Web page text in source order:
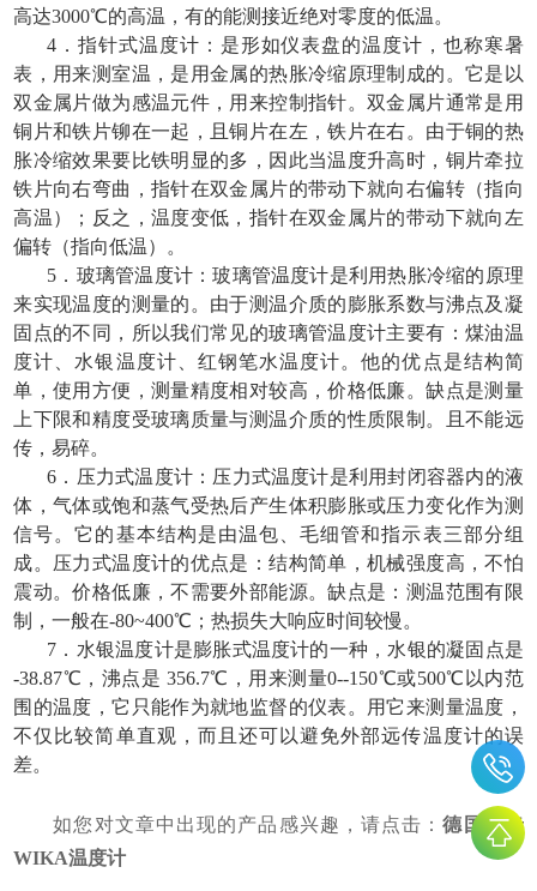
高达3000℃的高温，有的能测接近绝对零度的低温。
4．指针式温度计：是形如仪表盘的温度计，也称寒暑
表，用来测室温，是用金属的热胀冷缩原理制成的。它是以
双金属片做为感温元件，用来控制指针。双金属片通常是用
铜片和铁片铆在一起，且铜片在左，铁片在右。由于铜的热
胀冷缩效果要比铁明显的多，因此当温度升高时，铜片牵拉
铁片向右弯曲，指针在双金属片的带动下就向右偏转（指向
高温）；反之，温度变低，指针在双金属片的带动下就向左
偏转（指向低温）。
5．玻璃管温度计：玻璃管温度计是利用热胀冷缩的原理
来实现温度的测量的。由于测温介质的膨胀系数与沸点及凝
固点的不同，所以我们常见的玻璃管温度计主要有：煤油温
度计、水银温度计、红钢笔水温度计。他的优点是结构简
单，使用方便，测量精度相对较高，价格低廉。缺点是测量
上下限和精度受玻璃质量与测温介质的性质限制。且不能远
传，易碎。
6．压力式温度计：压力式温度计是利用封闭容器内的液
体，气体或饱和蒸气受热后产生体积膨胀或压力变化作为测
信号。它的基本结构是由温包、毛细管和指示表三部分组
成。压力式温度计的优点是：结构简单，机械强度高，不怕
震动。价格低廉，不需要外部能源。缺点是：测温范围有限
制，一般在-80~400℃；热损失大响应时间较慢。
7．水银温度计是膨胀式温度计的一种，水银的凝固点是
-38.87℃，沸点是 356.7℃，用来测量0--150℃或500℃以内范
围的温度，它只能作为就地监督的仪表。用它来测量温度，
不仅比较简单直观，而且还可以避免外部远传温度计的误
差。
如您对文章中出现的产品感兴趣，请点击：德国威卡
WIKA温度计